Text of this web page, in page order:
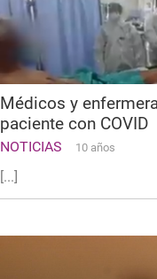
Médicos y
paciente con COVID
NOTICIAS 10 años
[...]